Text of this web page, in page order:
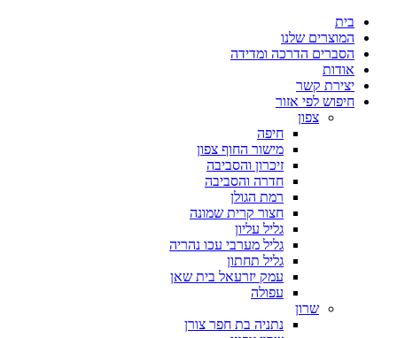
בית
המוצרים שלנו
הסברים הדרכה ומדידה
אודות
יצירת קשר
חיפוש לפי אזור
צפון
חיפה
מישור החוף צפון
זיכרון והסביבה
חדרה והסביבה
רמת הגולן
חצור קרית שמונה
גליל עליון
גליל מערבי עכו נהריה
גליל תחתון
עמק יזרעאל בית שאן
עפולה
שרון
נתניה בת חפר צורן